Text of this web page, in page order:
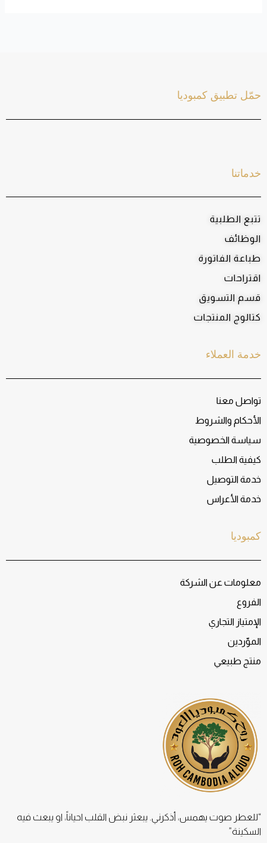
“للعطر صوت يهمس، أذكرني. يبعثر نبض القلب احياناً، او يبعث فيه
السكينة”
كمبوديا
معلومات عن الشركة
الفروع
الإمتياز التجاري
الموّردين
منتج طبيعي
خدمة العملاء
تواصل معنا
الأحكام والشروط
سياسة الخصوصية
كيفية الطلب
خدمة التوصيل
خدمة الأعراس
خدماتنا
تتبع الطلبية
الوظائف
طباعة الفاتورة
اقتراحات
قسم التسويق
كتالوج المنتجات
حمّل تطبيق كمبوديا